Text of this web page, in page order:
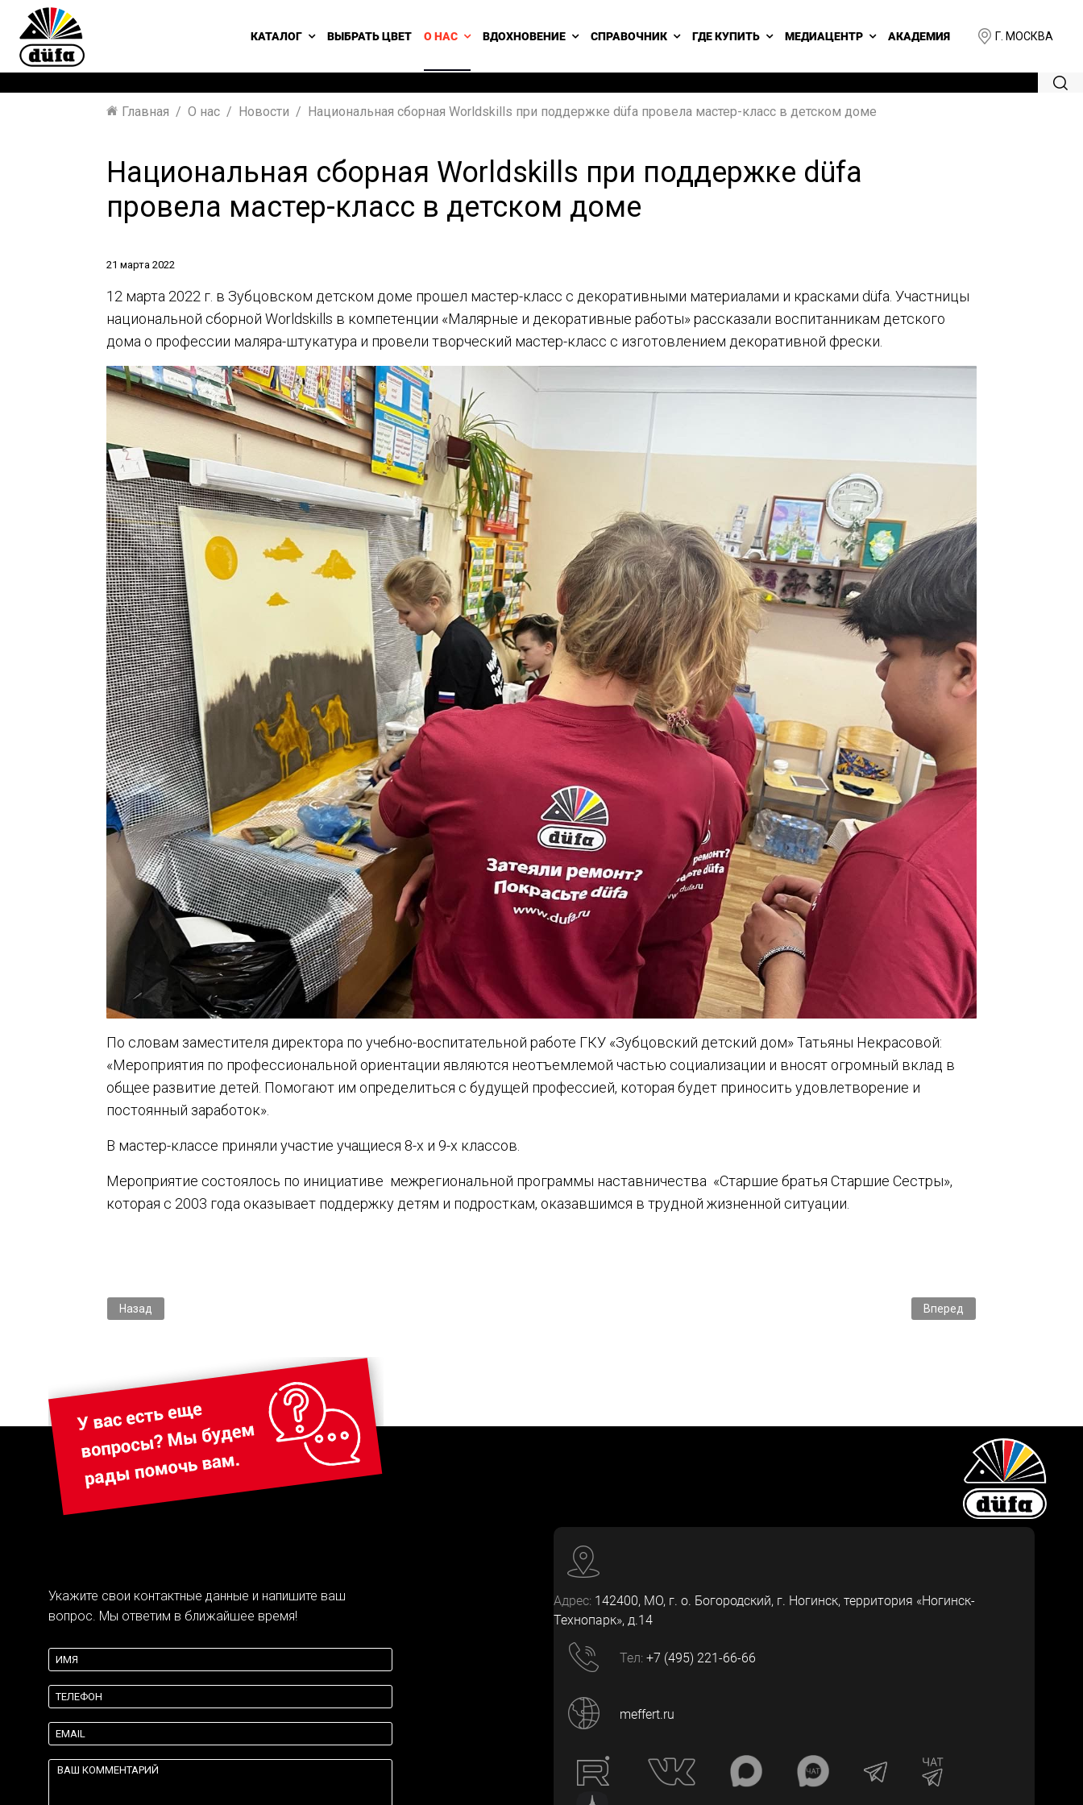
Г. МОСКВА
КАТАЛОГ ВЫБРАТЬ ЦВЕТ О НАС ВДОХНОВЕНИЕ СПРАВОЧНИК ГДЕ КУПИТЬ МЕДИАЦЕНТР АКАДЕМИЯ
Главная О нас Новости Национальная сборная Worldskills при поддержке düfa провела мастер-класс в детском доме
Национальная сборная Worldskills при поддержке düfa
провела мастер-класс в детском доме
21 марта 2022
12 марта 2022 г. в Зубцовском детском доме прошел мастер-класс с декоративными материалами и красками düfa. Участницы
национальной сборной Worldskills в компетенции «Малярные и декоративные работы» рассказали воспитанникам детского
дома о профессии маляра-штукатура и провели творческий мастер-класс с изготовлением декоративной фрески.
По словам заместителя директора по учебно-воспитательной работе ГКУ «Зубцовский детский дом» Татьяны Некрасовой:
«Мероприятия по профессиональной ориентации являются неотъемлемой частью социализации и вносят огромный вклад в
общее развитие детей. Помогают им определиться с будущей профессией, которая будет приносить удовлетворение и
постоянный заработок».
В мастер-классе приняли участие учащиеся 8-х и 9-х классов.
Мероприятие состоялось по инициативе межрегиональной программы наставничества «Старшие братья Старшие Сестры»,
которая с 2003 года оказывает поддержку детям и подросткам, оказавшимся в трудной жизненной ситуации.
Предыдущий: Открытие новой фирменной студии цвета düfa в Москве
Назад Следующий: Выставка
Вперед
Укажите свои контактные данные и напишите ваш
вопрос. Мы ответим в ближайшее время!
{theme:body}{theme:validation}
Адрес: 142400, МО, г. о. Богородский, г. Ногинск, территория «Ногинск-
Технопарк», д.14
Тел: +7 (495) 221-66-66
meffert.ru